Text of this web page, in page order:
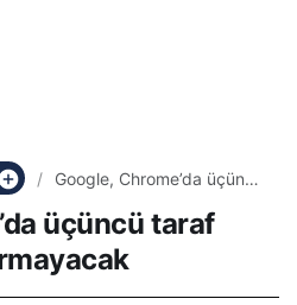
Google, Chrome’da üçüncü
kaldırmayacak
üçüncü taraf